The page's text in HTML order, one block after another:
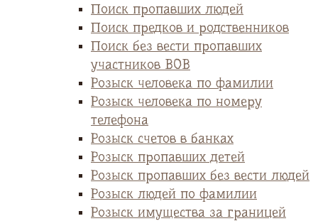
Поиск пропавших людей
Поиск предков и родственников
Поиск без вести пропавших
участников ВОВ
Розыск человека по фамилии
Розыск человека по номеру
телефона
Розыск счетов в банках
Розыск пропавших детей
Розыск пропавших без вести людей
Розыск людей по фамилии
Розыск имущества за границей